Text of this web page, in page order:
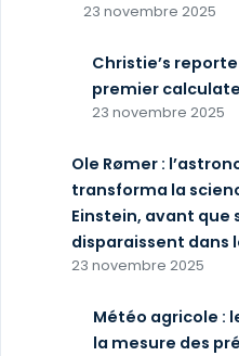
23 novembre 2025
Christie’s
premier
23 novembre 2025
Ole Rømer :
transforma la
Einstein, avant que
disparaissent dans
23 novembre 2025
Météo agricole :
la mesure des